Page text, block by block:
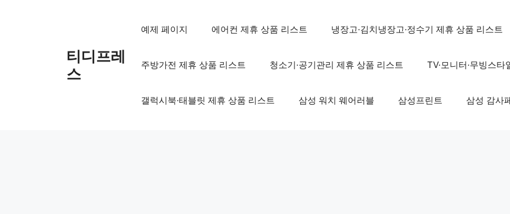
티디프레
스
예제 페이지 에어컨 제휴 상품 리스트 냉장고·김치냉장고·정수기 제휴 상품 리스트
주방가전 제휴 상품 리스트 청소기·공기관리 제휴 상품 리스트 TV·모니터·무빙스
갤럭시북·태블릿 제휴 상품 리스트 삼성 워치 웨어러블 삼성프린트 삼성 감사